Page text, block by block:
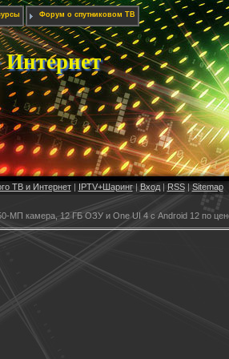
Форум о спутниковом ТВ
Интернет
ТВ и Интернет| IPTV+Шаринг| Вход| RSS| Sitemap
МП камера, 12 ГБ ОЗУ и One UI 4 с Android 12 по